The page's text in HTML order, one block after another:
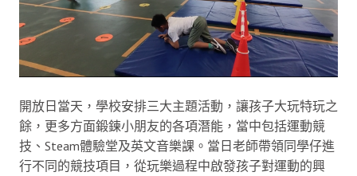
開放日當天，學校安排三大主題活動，讓孩子大玩特玩之
餘，更多方面鍛鍊小朋友的各項潛能，當中包括運動競
技、Steam體驗堂及英文音樂課。當日老師帶領同學仔進
行不同的競技項目，從玩樂過程中啟發孩子對運動的興